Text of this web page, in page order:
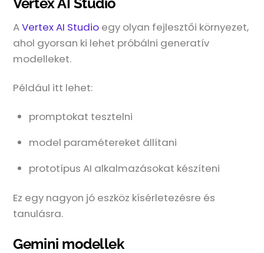
AVertex AI Studio egy olyan fejlesztői környezet,
ahol gyorsan ki lehet próbálni generatív
modelleket.
Például itt lehet:
promptokat tesztelni
model paramétereket állítani
prototípus AI alkalmazásokat készíteni
Ez egy nagyon jó eszköz kísérletezésre és
tanulásra.
Gemini modellek